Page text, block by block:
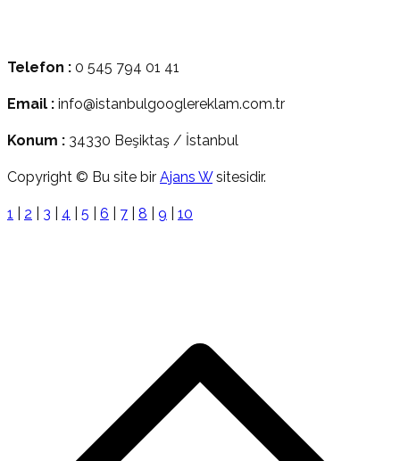
Telefon : 0 545 794 01 41
Email : info@istanbulgooglereklam.com.tr
Konum : 34330 Beşiktaş / İstanbul
Copyright © Bu site bir Ajans Wsitesidir.
1 2 3 4 5 6 7 8 9 10